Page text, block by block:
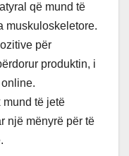
që mund të
muskuloskeletore.
për
produktin, i
mund të jetë
një mënyrë për të